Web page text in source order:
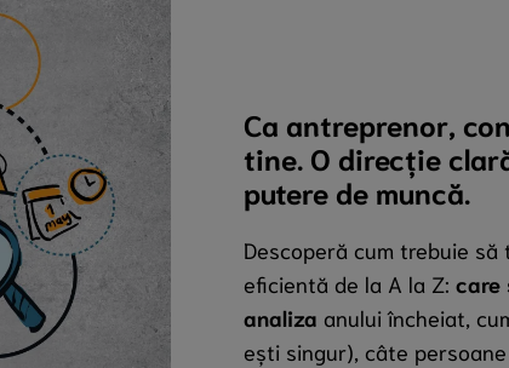
Ca antreprenor,
tine. O direcție
putere de muncă.
Descoperă cum trebuie
eficientă de la A la Z: care
analiza anului încheiat,
ești singur), câte